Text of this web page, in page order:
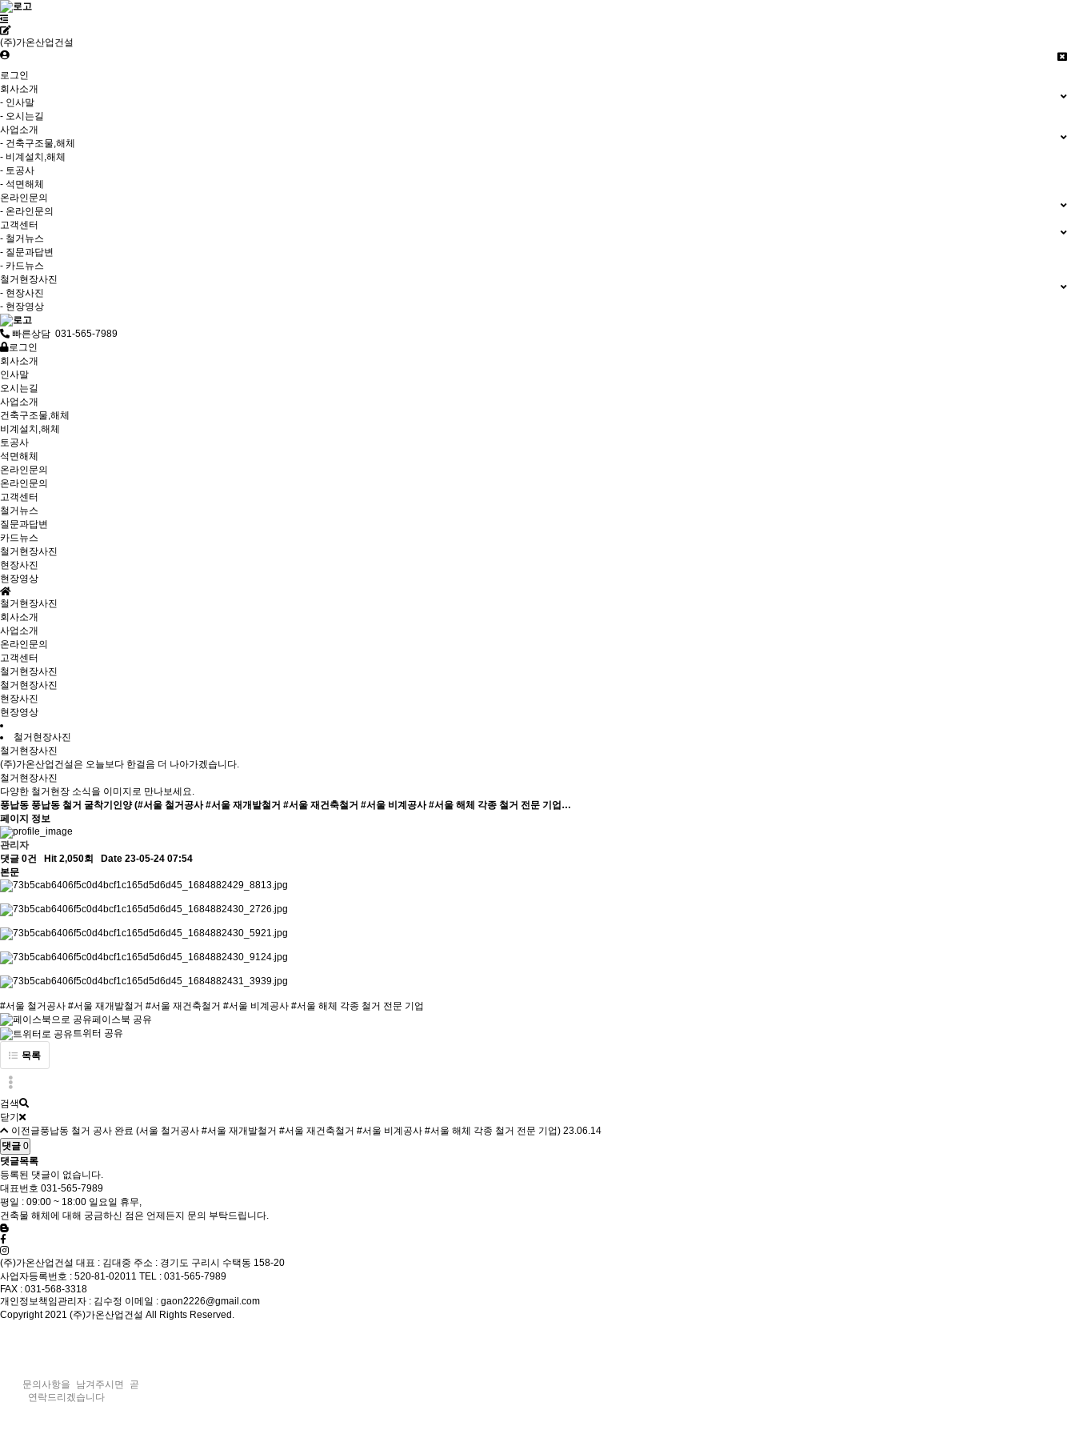
(주)가온산업건설
로그인
회사소개
- 인사말
- 오시는길
사업소개
- 건축구조물,해체
- 비계설치,해체
- 토공사
- 석면해체
온라인문의
- 온라인문의
고객센터
- 철거뉴스
- 질문과답변
- 카드뉴스
철거현장사진
- 현장사진
- 현장영상
빠른상담 031-565-7989
로그인
회사소개
인사말
오시는길
사업소개
건축구조물,해체
비계설치,해체
토공사
석면해체
온라인문의
온라인문의
고객센터
철거뉴스
질문과답변
카드뉴스
철거현장사진
현장사진
현장영상
철거현장사진
회사소개
사업소개
온라인문의
고객센터
철거현장사진
철거현장사진
현장사진
현장영상
철거현장사진
철거현장사진
(주)가온산업건설은 오늘보다 한걸음 더 나아가겠습니다.
철거현장사진
다양한 철거현장 소식을 이미지로 만나보세요.
풍납동 풍납동 철거 굴착기인양 (#서울 철거공사 #서울 재개발철거 #서울 재건축철거 #서울 비계공사 #서울 해체 각종 철거 전문 기업…
페이지 정보
관리자
댓글 0건
Hit 2,050회
Date 23-05-24 07:54
본문
#서울 철거공사 #서울 재개발철거 #서울 재건축철거 #서울 비계공사 #서울 해체 각종 철거 전문 기업
페이스북 공유
트위터 공유
목록
검색
닫기
이전글풍납동 철거 공사 완료 (서울 철거공사 #서울 재개발철거 #서울 재건축철거 #서울 비계공사 #서울 해체 각종 철거 전문 기업) 23.06.14
댓글 0
댓글목록
등록된 댓글이 없습니다.
대표번호 031-565-7989
평일 : 09:00 ~ 18:00 일요일 휴무,
건축물 해체에 대해 궁금하신 점은 언제든지 문의 부탁드립니다.
(주)가온산업건설 대표 : 김대중 주소 : 경기도 구리시 수택동 158-20
사업자등록번호 : 520-81-02011 TEL : 031-565-7989
FAX : 031-568-3318
개인정보책임관리자 : 김수정 이메일 : gaon2226@gmail.com
Copyright 2021 (주)가온산업건설 All Rights Reserved.